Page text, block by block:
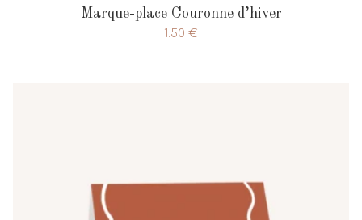
Marque-place Couronne d’hiver
1.50 €